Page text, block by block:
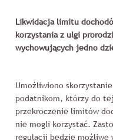
Likwidacja limitu
korzystania z ulgi
wychowujących jedno
Umożliwiono
podatnikom, którzy do
przekroczenie limitów
nie mogli korzystać.
regulacji będzie możliwe